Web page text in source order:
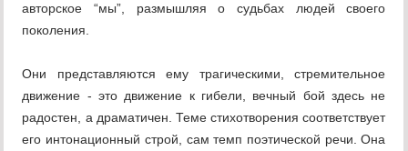
авторское “мы”, размышляя о судьбах людей своего
поколения.
Они представляются ему трагическими, стремительное
движение - это движение к гибели, вечный бой здесь не
радостен, а драматичен. Теме стихотворения соответствует
его интонационный строй, сам темп поэтической речи. Она